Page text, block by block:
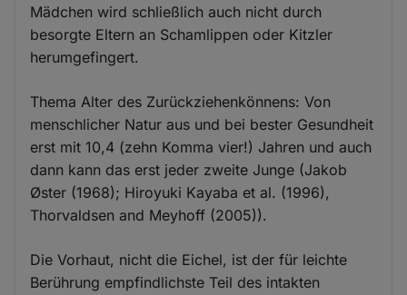
Mädchen wird schließlich auch nicht durch
besorgte Eltern an Schamlippen oder Kitzler
herumgefingert.
Thema Alter des Zurückziehenkönnens: Von
menschlicher Natur aus und bei bester Gesundheit
erst mit 10,4 (zehn Komma vier!) Jahren und auch
dann kann das erst jeder zweite Junge (Jakob
Øster (1968); Hiroyuki Kayaba et al. (1996),
Thorvaldsen and Meyhoff (2005)).
Die Vorhaut, nicht die Eichel, ist der für leichte
Berührung empfindlichste Teil des intakten